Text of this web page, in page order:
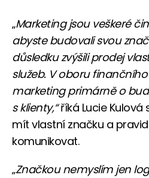
„Marketing jsou veškeré
abyste budovali svou
důsledku zvýšili prodej
služeb. V oboru
marketing primárně o
s klienty,“říká Lucie Kulová
mít vlastní značku a
komunikovat.
„Značkou nemyslím jen